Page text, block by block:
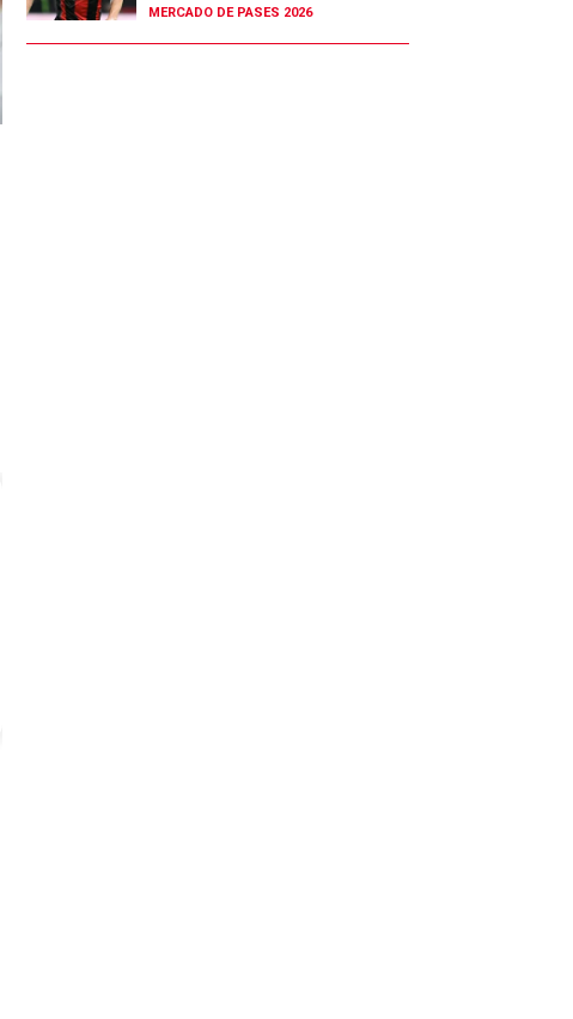
MERCADO DE PASES 2026